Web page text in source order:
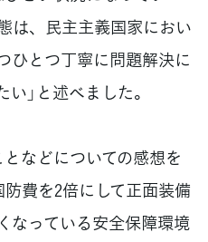
は、民主主義国家におい
ひとつ丁寧に問題解決に
」と述べました。
などについての感想を
費を2倍にして正面装備
なっている安全保障環境